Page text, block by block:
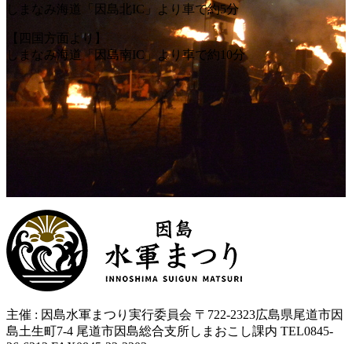
しまなみ海道「因島北IC」より車で約5分
【四国方面より】
しまなみ海道「因島南IC」より車で約10分
主催 : 因島水軍まつり実行委員会 〒722-2323広島県尾道市因
島土生町7-4 尾道市因島総合支所しまおこし課内 TEL0845-